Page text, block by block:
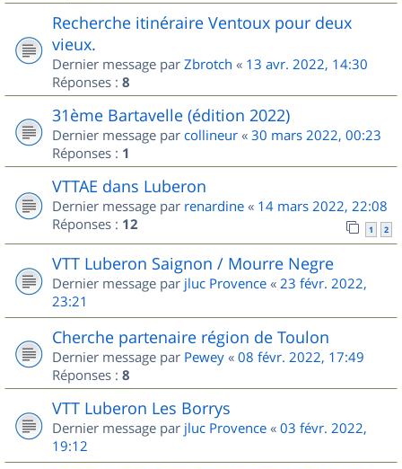
Recherche itinéraire Ventoux pour deux
vieux.
Dernier message par Zbrotch « 13 avr. 2022, 14:30
Réponses : 8
31ème Bartavelle (édition 2022)
Dernier message par collineur « 30 mars 2022, 00:23
Réponses : 1
VTTAE dans Luberon
Dernier message par renardine « 14 mars 2022, 22:08
Réponses : 12 1 2
VTT Luberon Saignon / Mourre Negre
Dernier message par jluc Provence « 23 févr. 2022,
23:21
Cherche partenaire région de Toulon
Dernier message par Pewey « 08 févr. 2022, 17:49
Réponses : 8
VTT Luberon Les Borrys
Dernier message par jluc Provence « 03 févr. 2022,
19:12